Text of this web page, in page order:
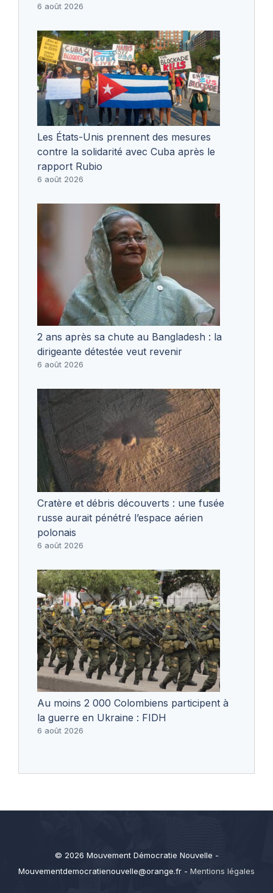
6 août 2026
Les États-Unis prennent des mesures
contre la solidarité avec Cuba après le
rapport Rubio
6 août 2026
2 ans après sa chute au Bangladesh : la
dirigeante détestée veut revenir
6 août 2026
Cratère et débris découverts : une fusée
russe aurait pénétré l’espace aérien
polonais
6 août 2026
Au moins 2 000 Colombiens participent à
la guerre en Ukraine : FIDH
6 août 2026
© 2026 Mouvement Démocratie Nouvelle -
Mouvementdemocratienouvelle@orange.fr - Mentions légales